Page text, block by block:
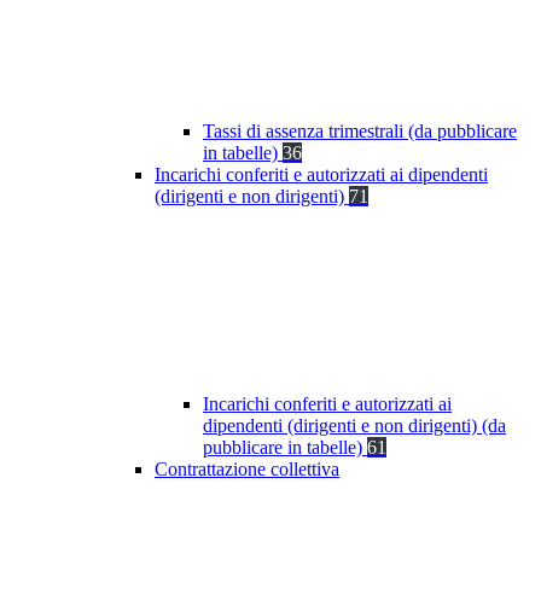
Tassi di assenza trimestrali (da pubblicare
in tabelle) 36
Incarichi conferiti e autorizzati ai dipendenti
(dirigenti e non dirigenti) 71
Incarichi conferiti e autorizzati ai
dipendenti (dirigenti e non dirigenti) (da
pubblicare in tabelle) 61
Contrattazione collettiva